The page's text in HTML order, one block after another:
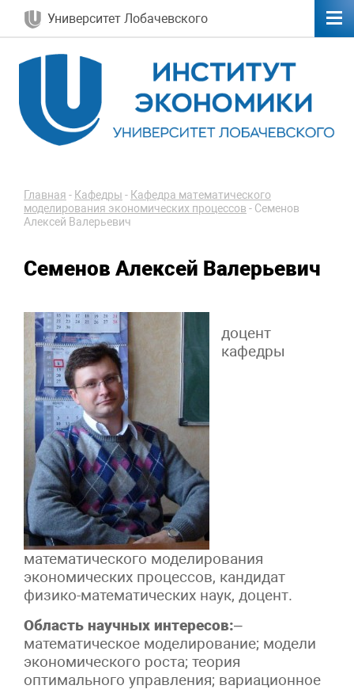
Университет Лобачевского
Главная - Кафедры - Кафедра математического
моделирования экономических процессов - Семенов
Алексей Валерьевич
Семенов Алексей Валерьевич
доцент
кафедры
математического моделирования
экономических процессов, кандидат
физико-математических наук, доцент.
Область научных интересов:–
математическое моделирование; модели
экономического роста; теория
оптимального управления; вариационное